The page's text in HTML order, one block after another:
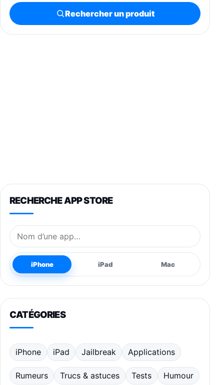
Rechercher un produit
RECHERCHE APP STORE
Nom de l’application
iPhone iPad Mac
CATÉGORIES
iPhone iPad Jailbreak Applications
Rumeurs Trucs & astuces Tests Humour